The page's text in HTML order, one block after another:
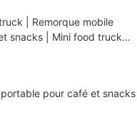
| Remorque mobile
snacks | Mini food truck
pour café et snacks